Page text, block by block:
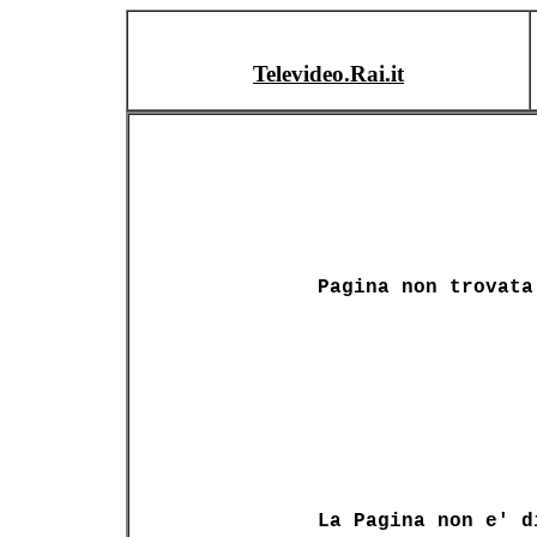
Televideo.Rai.it
Pagina non trovata
La Pagina non e'